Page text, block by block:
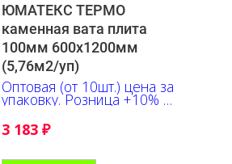
ЮМАТЕКС ТЕРМО
каменная вата плита
100мм 600х1200мм
(5,76м2/уп)
Оптовая (от 10шт.) цена за
упаковку. Розница +10% к
указанной цене
3 183 ₽